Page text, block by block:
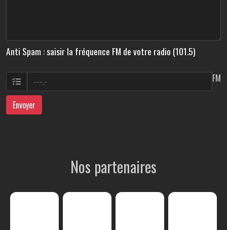
Anti Spam : saisir la fréquence FM de votre radio (101.5)
FM
Envoyer
Nos partenaires